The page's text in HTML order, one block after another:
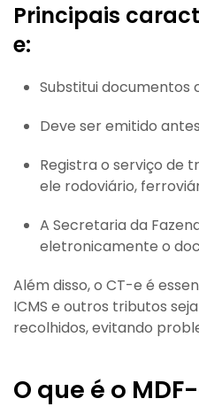
Principais
e:
Substitui documentos
Deve ser emitido
Registra o serviço de
ele rodoviário,
A Secretaria da
eletronicamente o
Além disso, o CT-e é
ICMS e outros tributos
recolhidos, evitando
O que é o